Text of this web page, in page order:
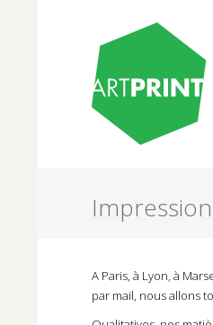
A Paris, à Lyon, à
par mail, nous allons